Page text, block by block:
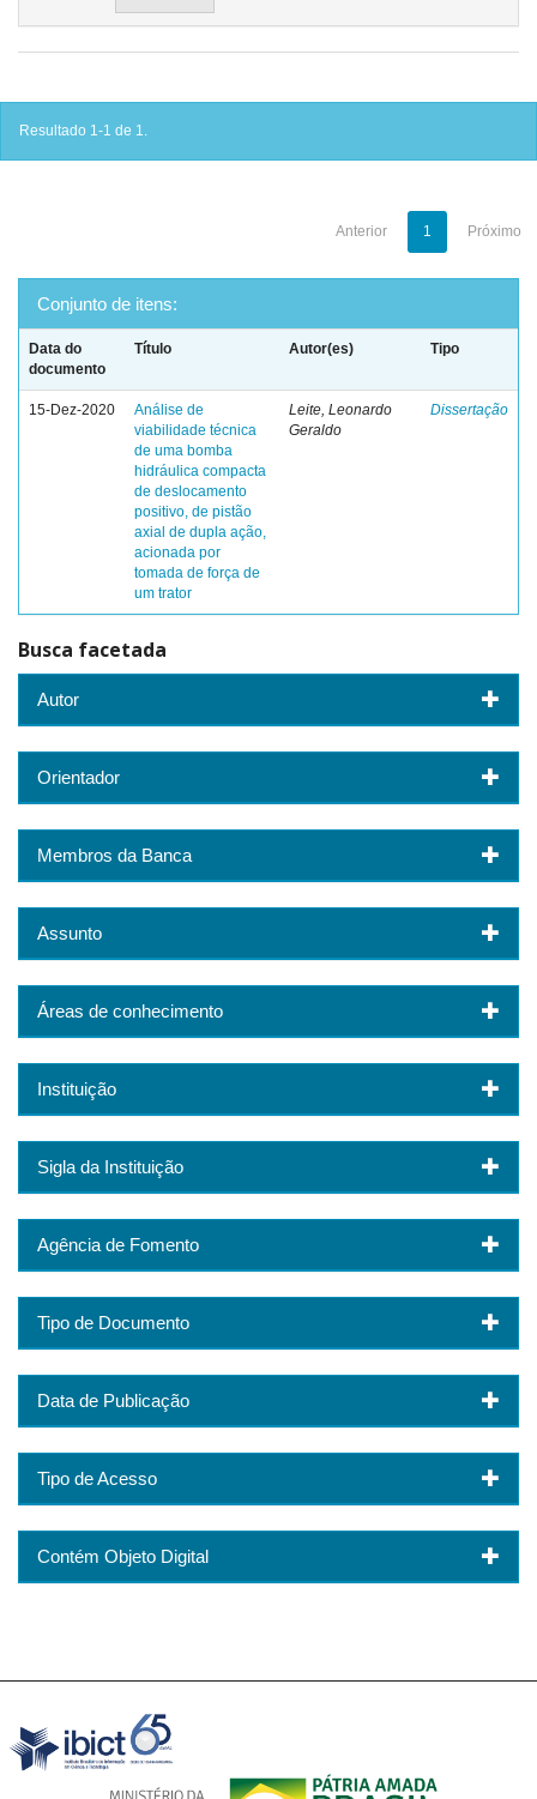
Resultado 1-1 de 1.
Anterior 1 Próximo
Conjunto de itens:
Data do
documento
Título Autor(es) Tipo
15-Dez-2020
Análise de
viabilidade técnica
de uma bomba
hidráulica compacta
de deslocamento
positivo, de pistão
axial de dupla ação,
acionada por
tomada de força de
um trator
Leite, Leonardo
Geraldo
Dissertação
Busca facetada
Autor
Orientador
Membros da Banca
Assunto
Áreas de conhecimento
Instituição
Sigla da Instituição
Agência de Fomento
Tipo de Documento
Data de Publicação
Tipo de Acesso
Contém Objeto Digital